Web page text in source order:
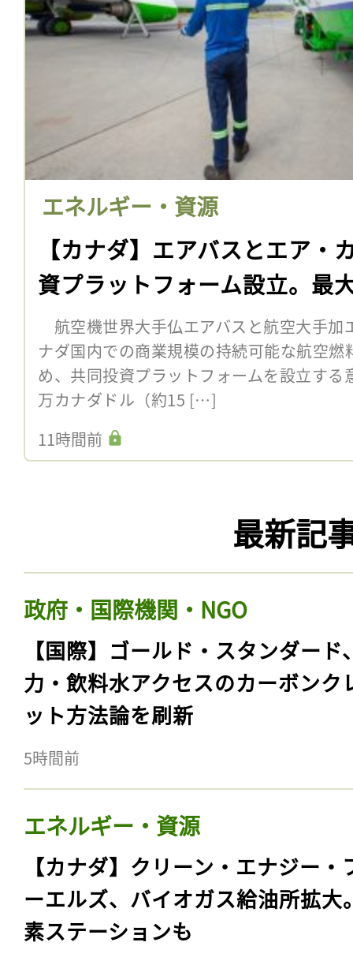
エネルギー・資源
【カナダ】エアバスとエア・
資プラットフォーム設立。最
航空機世界大手仏エアバスと航空大手加
ナダ国内での商業規模の持続可能な航空燃
め、共同投資プラットフォームを設立す
万カナダドル（約15 […]
11時間前
最新記
政府・国際機関・NGO
【国際】ゴールド・スタンダード
力・飲料水アクセスのカーボンク
ット方法論を刷新
5時間前
エネルギー・資源
【カナダ】クリーン・エナジー・
ーエルズ、バイオガス給油所拡大
素ステーションも